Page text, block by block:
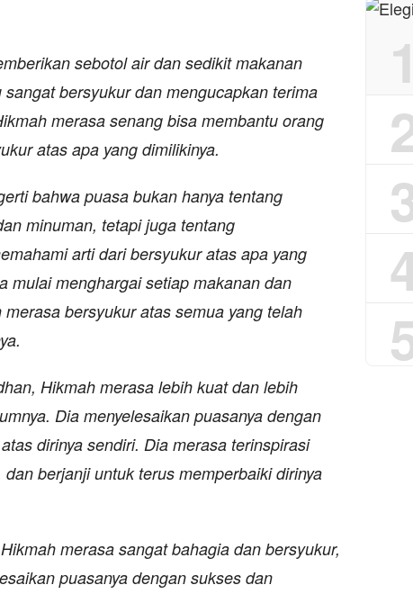
sebotol air dan sedikit makanan
bersyukur dan mengucapkan terima
merasa senang bisa membantu orang
atas apa yang dimilikinya.
bahwa puasa bukan hanya tentang
minuman, tetapi juga tentang
arti dari bersyukur atas apa yang
mulai menghargai setiap makanan dan
bersyukur atas semua yang telah
Hikmah merasa lebih kuat dan lebih
Dia menyelesaikan puasanya dengan
dirinya sendiri. Dia merasa terinspirasi
berjanji untuk terus memperbaiki dirinya
merasa sangat bahagia dan bersyukur,
puasanya dengan sukses dan
1